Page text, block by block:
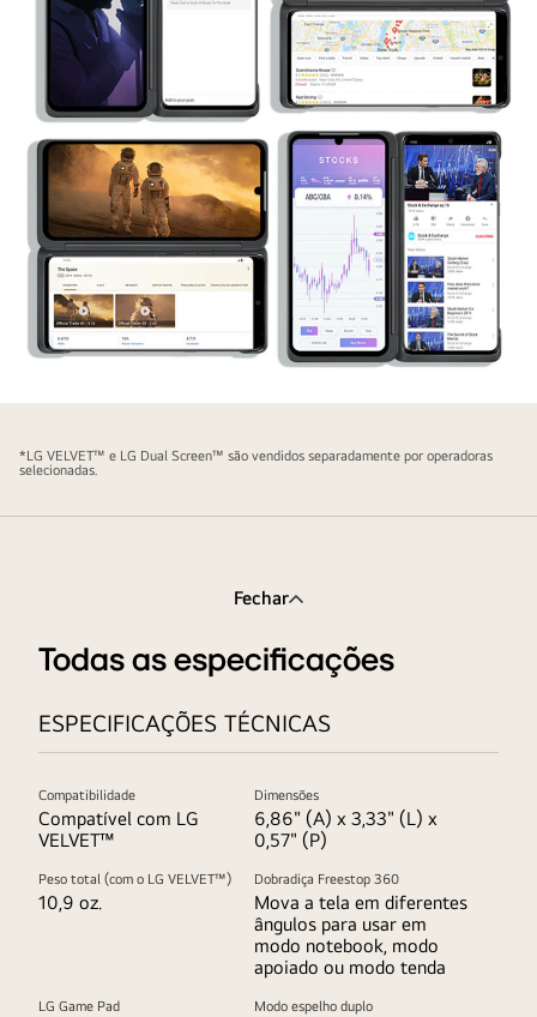
*LG VELVET™ e LG Dual Screen™ são vendidos separadamente por operadoras
selecionadas.
Fechar
Todas as especificações
ESPECIFICAÇÕES TÉCNICAS
Compatibilidade
Compatível com LG
VELVET™
Dimensões
6,86" (A) x 3,33" (L) x
0,57" (P)
Peso total (com o LG VELVET™)
10,9 oz.
Dobradiça Freestop 360
Mova a tela em diferentes
ângulos para usar em
modo notebook, modo
apoiado ou modo tenda
LG Game Pad Modo espelho duplo